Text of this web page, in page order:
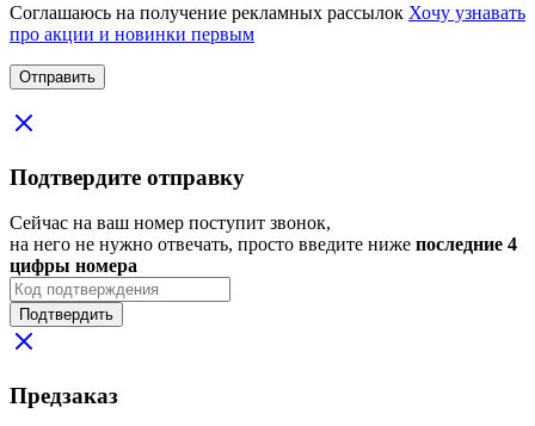
Соглашаюсь на получение рекламных рассылок Хочу узнавать
про акции и новинки первым
Подтвердите отправку
Сейчас на ваш номер поступит звонок,
на него не нужно отвечать, просто введите ниже последние 4
цифры номера
Подтвердить
Предзаказ